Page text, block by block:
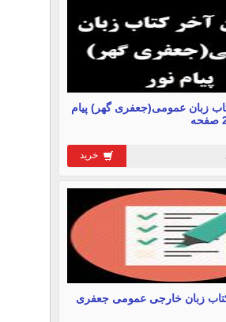
زبان عمومی(جعفری گهر) پیام
خرید
کتاب زبان خارجی عمومی جعفری